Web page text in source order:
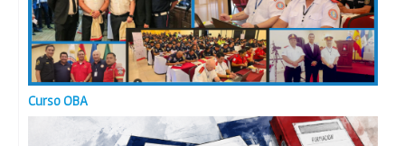
Curso OBA